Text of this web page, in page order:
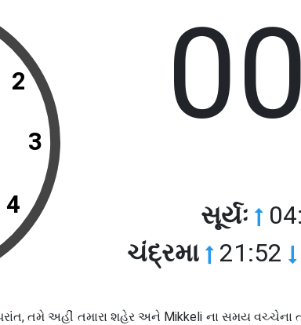
4
3
2
સૂર્યઃ
ચંદ્રમા 21:52
તમે અહીં તમારા શહેર અને Mikkeli ના સમય